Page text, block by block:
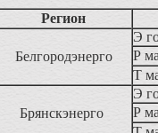
Регион
Белгородэнерго
Э
Р
Т
Брянскэнерго
Э
Р